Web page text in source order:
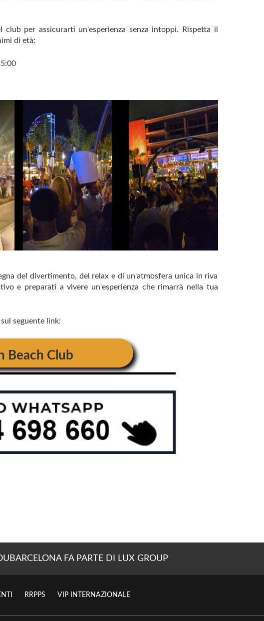
per assicurarti un'esperienza senza intoppi. Rispetta il
di età:
del divertimento, del relax e di un'atmosfera unica in riva
e preparati a vivere un'esperienza che rimarrà nella tua
seguente link:
Beach Club
FA PARTE DI LUX GROUP
RRPPS VIP INTERNAZIONALE